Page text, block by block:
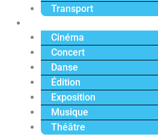
Transport
Cinéma
Concert
Danse
Édition
Exposition
Musique
Théâtre